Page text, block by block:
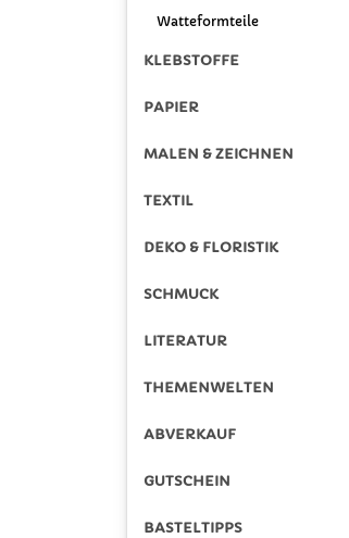
Watteformteile
KLEBSTOFFE
PAPIER
MALEN & ZEICHNEN
TEXTIL
DEKO & FLORISTIK
SCHMUCK
LITERATUR
THEMENWELTEN
ABVERKAUF
GUTSCHEIN
BASTELTIPPS